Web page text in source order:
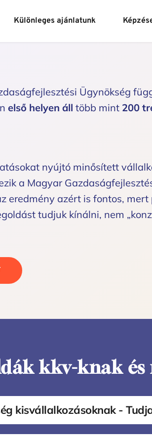
Különleges ajánlatunk
Ügynökség
első helyen áll több mint 200
nyújtó minősített
a Magyar
eredmény azért is fontos,
tudjuk kínálni, nem
kkv-knak
kisvállalkozásoknak -
közülük 40 munkavállaló vesz